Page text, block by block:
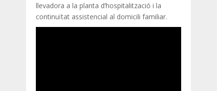
llevadora a la planta d’hospitalització i la
continuïtat assistencial al domicili familiar.